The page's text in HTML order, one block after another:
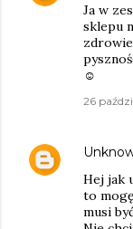
Ja w
sklepu
☺
26
Hej jak
to
musi